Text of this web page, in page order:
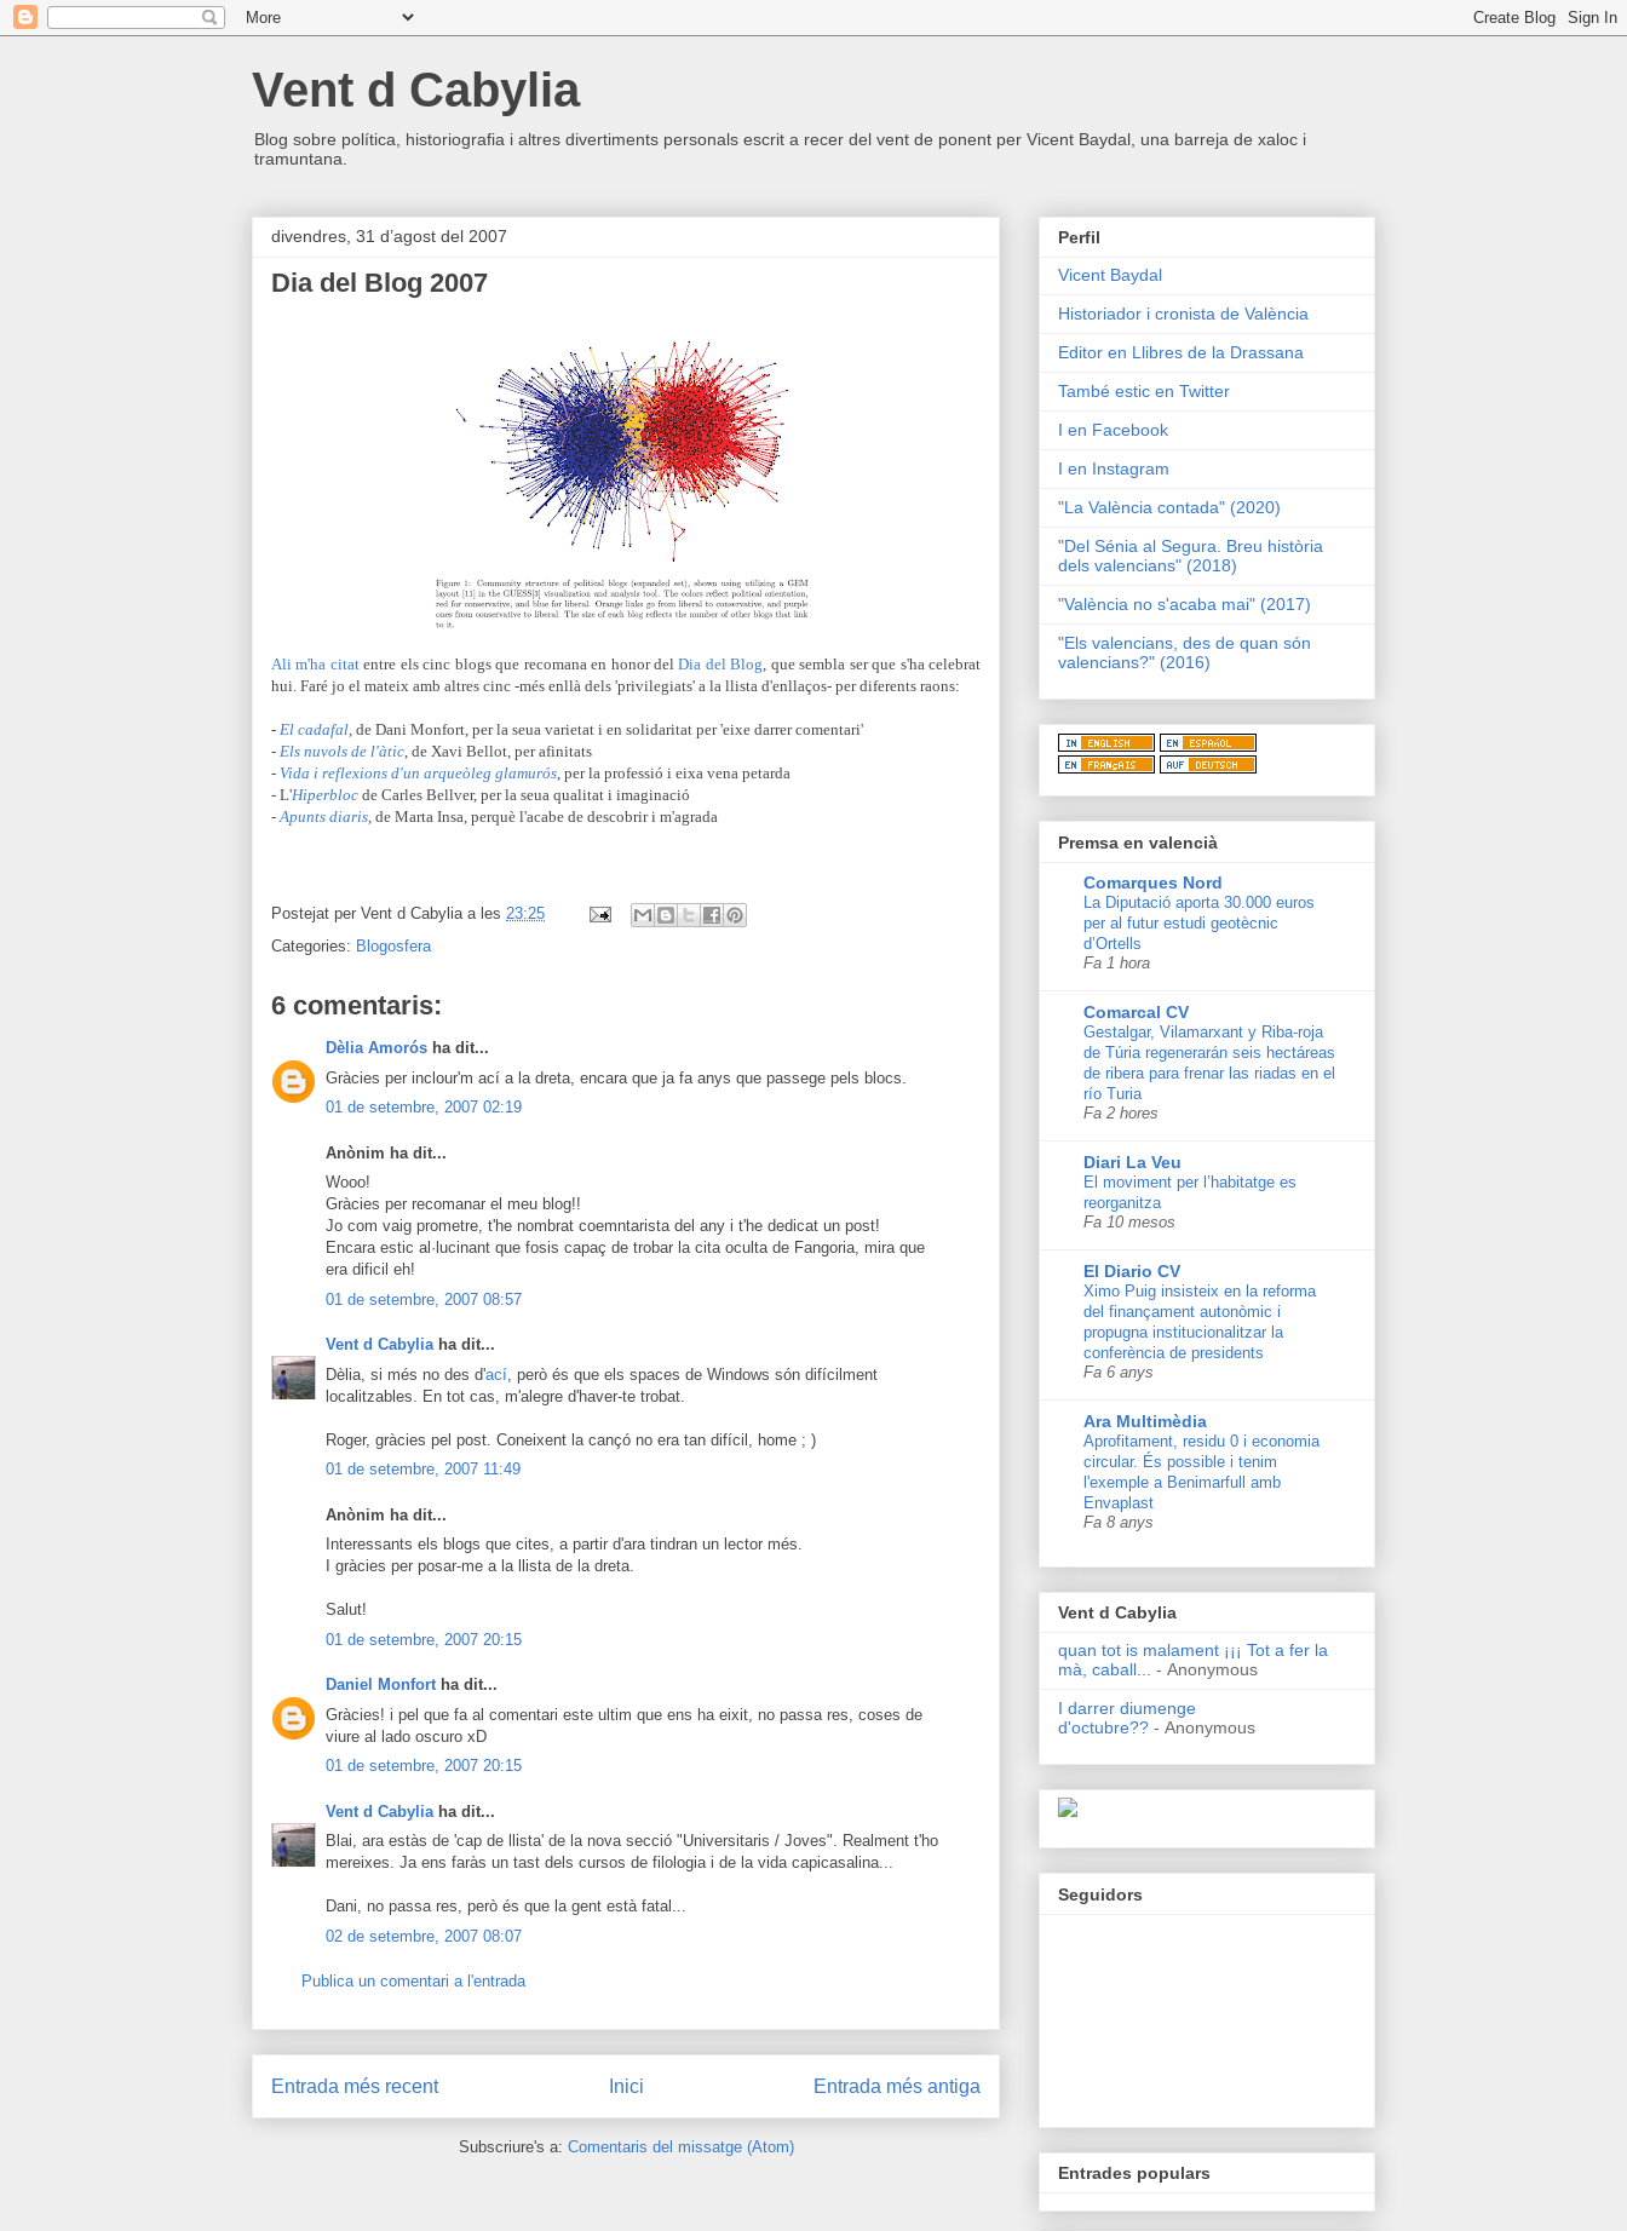
Vent d Cabylia
Blog sobre política, historiografia i altres divertiments personals escrit a recer del vent de ponent per Vicent Baydal, una barreja de xaloc i
tramuntana.
divendres, 31 d’agost del 2007
Dia del Blog 2007
Ali m'ha citatentre els cinc blogs que recomana en honor delDia del Blog, que sembla ser que s'ha celebrat
hui. Faré jo el mateix amb altres cinc -més enllà dels 'privilegiats' a la llista d'enllaços- per diferents raons:
- El cadafal, de Dani Monfort, per la seua varietat i en solidaritat per 'eixe darrer comentari'
- Els nuvols de l'àtic, de Xavi Bellot, per afinitats
- Vida i reflexions d'un arqueòleg glamurós, per la professió i eixa vena petarda
- L'Hiperbloc de Carles Bellver, per la seua qualitat i imaginació
-Apunts diaris, de Marta Insa, perquè l'acabe de descobrir i m'agrada
Postejat per Vent d Cabylia a les 23:25
Categories: Blogosfera
6 comentaris:
Dèlia Amorós ha dit...
Gràcies per inclour'm ací a la dreta, encara que ja fa anys que passege pels blocs.
01 de setembre, 2007 02:19
Anònim ha dit...
Wooo!
Gràcies per recomanar el meu blog!!
Jo com vaig prometre, t'he nombrat coemntarista del any i t'he dedicat un post!
Encara estic al·lucinant que fosis capaç de trobar la cita oculta de Fangoria, mira que
era dificil eh!
01 de setembre, 2007 08:57
Vent d Cabyliaha dit...
Dèlia, si més no des d'ací , però és que els spaces de Windows són difícilment
localitzables. En tot cas, m'alegre d'haver-te trobat.
Roger, gràcies pel post. Coneixent la cançó no era tan difícil, home ; )
01 de setembre, 2007 11:49
Anònim ha dit...
Interessants els blogs que cites, a partir d'ara tindran un lector més.
I gràcies per posar-me a la llista de la dreta.
Salut!
01 de setembre, 2007 20:15
Daniel Monfortha dit...
Gràcies! i pel que fa al comentari este ultim que ens ha eixit, no passa res, coses de
viure al lado oscuro xD
01 de setembre, 2007 20:15
Vent d Cabylia ha dit...
Blai, ara estàs de 'cap de llista' de la nova secció "Universitaris / Joves". Realment t'ho
mereixes. Ja ens faràs un tast dels cursos de filologia i de la vida capicasalina...
Dani, no passa res, però és que la gent està fatal...
02 de setembre, 2007 08:07
Publica un comentari a l'entrada
Entrada més recent Entrada més antiga
Inici
Subscriure's a: Comentaris del missatge (Atom)
Perfil
Vicent Baydal
Historiador i cronista de València
Editor en Llibres de la Drassana
També estic en Twitter
I en Facebook
I en Instagram
"La València contada" (2020)
"Del Sénia al Segura. Breu història
dels valencians" (2018)
"València no s'acaba mai" (2017)
"Els valencians, des de quan són
valencians?" (2016)
Premsa en valencià
Comarques Nord
La Diputació aporta 30.000 euros
per al futur estudi geotècnic
d’Ortells
Fa 1 hora
Comarcal CV
Gestalgar, Vilamarxant y Riba-roja
de Túria regenerarán seis hectáreas
de ribera para frenar las riadas en el
río Turia
Fa 2 hores
Diari La Veu
El moviment per l’habitatge es
reorganitza
Fa 10 mesos
El Diario CV
Ximo Puig insisteix en la reforma
del finançament autonòmic i
propugna institucionalitzar la
conferència de presidents
Fa 6 anys
Ara Multimèdia
Aprofitament, residu 0 i economia
circular. És possible i tenim
l'exemple a Benimarfull amb
Envaplast
Fa 8 anys
Vent d Cabylia
quan tot is malament ¡¡¡ Tot a fer la
mà, caball...
- Anonymous
I darrer diumenge
d'octubre?? - Anonymous
Seguidors
Entrades populars